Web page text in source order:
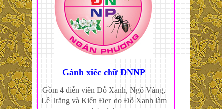
Gánh xiếc chữ ĐNNP
Gồm 4 diễn viên Đỗ Xanh, Ngô Vàng,
Lê Trắng và Kiến Đen do Đỗ Xanh làm